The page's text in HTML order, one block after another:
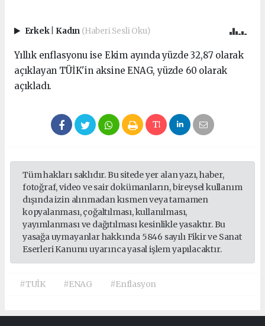
Erkek Kadın (Haberi Sesli Oku)
Yıllık enflasyonu ise Ekim ayında yüzde 32,87 olarak
açıklayan TÜİK'in aksine ENAG, yüzde 60 olarak
açıkladı.
Tüm hakları saklıdır. Bu sitede yer alan yazı, haber,
fotoğraf, video ve sair dokümanların, bireysel kullanım
dışında izin alınmadan kısmen veya tamamen
kopyalanması, çoğaltılması, kullanılması,
yayımlanması ve dağıtılması kesinlikle yasaktır. Bu
yasağa uymayanlar hakkında 5846 sayılı Fikir ve Sanat
Eserleri Kanunu uyarınca yasal işlem yapılacaktır.
#TUİK #ENAG #Enflasyon